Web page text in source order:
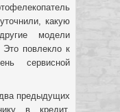
какую
модели
Это повлекло к
сервисной
предыдущих
в кредит,